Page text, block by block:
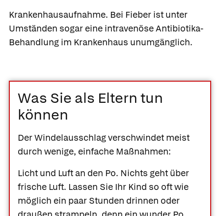
Krankenhausaufnahme. Bei Fieber ist unter
Umständen sogar eine intravenöse Antibiotika-
Behandlung im Krankenhaus unumgänglich.
Was Sie als Eltern tun
können
Der Windelausschlag verschwindet meist
durch wenige, einfache Maßnahmen:
Licht und Luft an den Po. Nichts geht über
frische Luft. Lassen Sie Ihr Kind so oft wie
möglich ein paar Stunden drinnen oder